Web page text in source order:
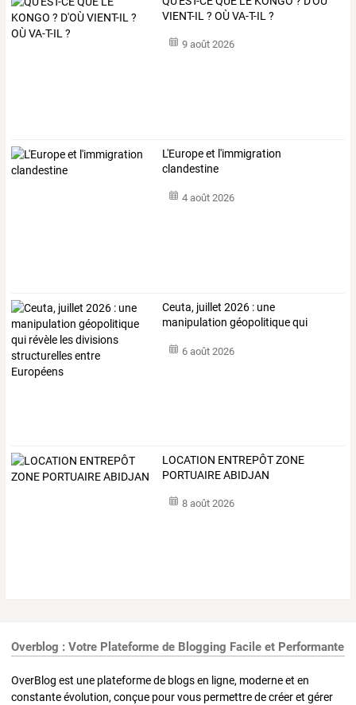
VIENT-IL ? OÙ VA-T-IL ?
9 août 2026
L'Europe et l'immigration
clandestine
4 août 2026
Ceuta, juillet 2026 : une
manipulation géopolitiquequi
6 août 2026
LOCATION ENTREPÔT ZONE
PORTUAIRE ABIDJAN
8 août 2026
Overblog : Votre Plateforme de Blogging Facile et Performante
OverBlog est une plateforme de blogs en ligne, moderne et en
constante évolution, conçue pour vous permettre de créer et gérer